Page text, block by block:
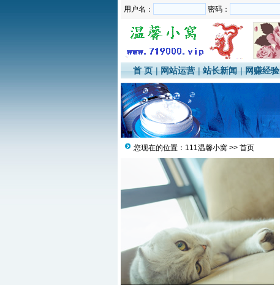
用户名： 密码：
首 页 |网站运营 |站长新闻 |网赚经验
您现在的位置： 111温馨小窝 >> 首页